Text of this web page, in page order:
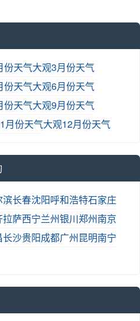
份天气大观3月份天气
份天气大观6月份天气
份天气大观9月份天气
月份天气大观12月份天气
滨长春沈阳呼和浩特石家庄
拉萨西宁兰州银川郑州南京
长沙贵阳成都广州昆明南宁